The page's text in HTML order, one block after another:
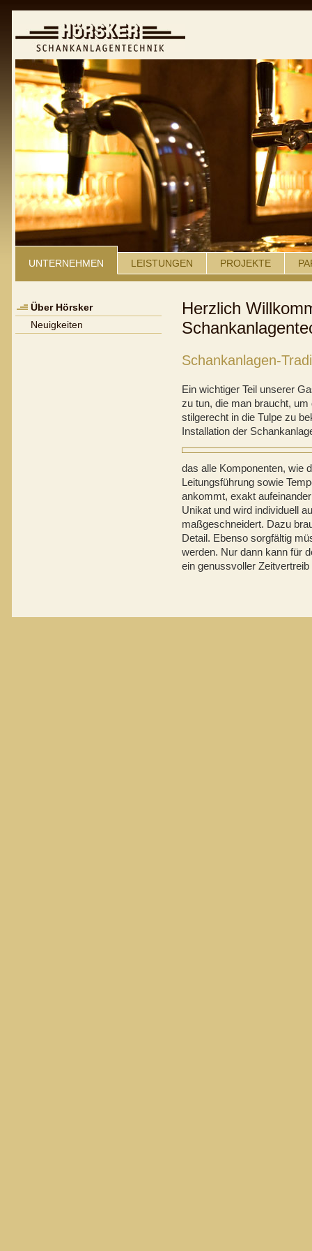
UNTERNEHMEN LEISTUNGEN PROJEKTE
Über Hörsker
Neuigkeiten
Herzlich
Schankanlagen-
Ein wichtiger Teil unserer
zu tun, die man braucht,
stilgerecht in die Tulpe zu
Installation der
das alle Komponenten, wie
Leitungsführung sowie
ankommt, exakt
Unikat und wird individuell
maßgeschneidert. Dazu
Detail. Ebenso sorgfältig
werden. Nur dann kann für
ein genussvoller Zeitvertreib